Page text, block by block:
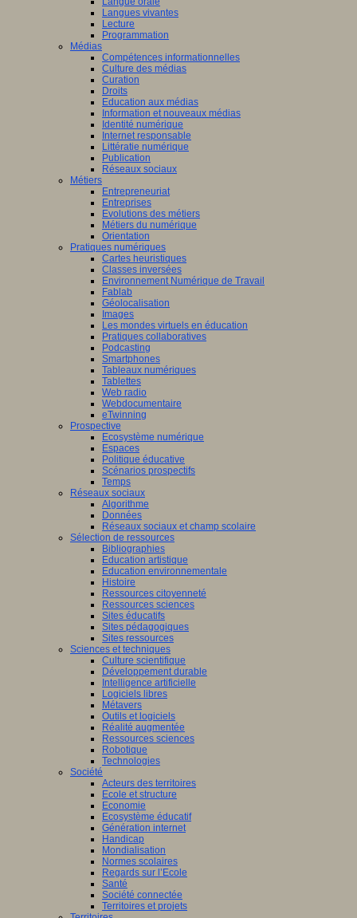
Langues vivantes
Lecture
Programmation
Médias
Compétences informationnelles
Culture des médias
Curation
Droits
Education aux médias
Information et nouveaux médias
Identité numérique
Internet responsable
Littératie numérique
Publication
Réseaux sociaux
Métiers
Entrepreneuriat
Entreprises
Evolutions des métiers
Métiers du numérique
Orientation
Pratiques numériques
Cartes heuristiques
Classes inversées
Environnement Numérique de Travail
Fablab
Géolocalisation
Images
Les mondes virtuels en éducation
Pratiques collaboratives
Podcasting
Smartphones
Tableaux numériques
Tablettes
Web radio
Webdocumentaire
eTwinning
Prospective
Ecosystème numérique
Espaces
Politique éducative
Scénarios prospectifs
Temps
Réseaux sociaux
Algorithme
Données
Réseaux sociaux et champ scolaire
Sélection de ressources
Bibliographies
Education artistique
Education environnementale
Histoire
Ressources citoyenneté
Ressources sciences
Sites éducatifs
Sites pédagogiques
Sites ressources
Sciences et techniques
Culture scientifique
Développement durable
Intelligence artificielle
Logiciels libres
Métavers
Outils et logiciels
Réalité augmentée
Ressources sciences
Robotique
Technologies
Société
Acteurs des territoires
Ecole et structure
Economie
Ecosystème éducatif
Génération internet
Handicap
Mondialisation
Normes scolaires
Regards sur l’Ecole
Santé
Société connectée
Territoires et projets